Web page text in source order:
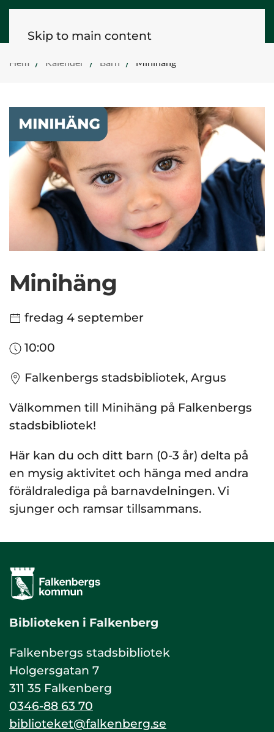
Skip to main content
Hem Kalender Barn Minihäng
Minihäng
fredag 4 september
10:00
Falkenbergs stadsbibliotek, Argus
Välkommen till Minihäng på Falkenbergs
stadsbibliotek!
Här kan du och ditt barn (0-3 år) delta på
en mysig aktivitet och hänga med andra
föräldralediga på barnavdelningen. Vi
sjunger och ramsar tillsammans.
Biblioteken i Falkenberg
Falkenbergs stadsbibliotek
Holgersgatan 7
311 35 Falkenberg
0346-88 63 70
biblioteket@falkenberg.se